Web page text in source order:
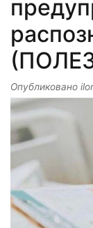
Опубликовано